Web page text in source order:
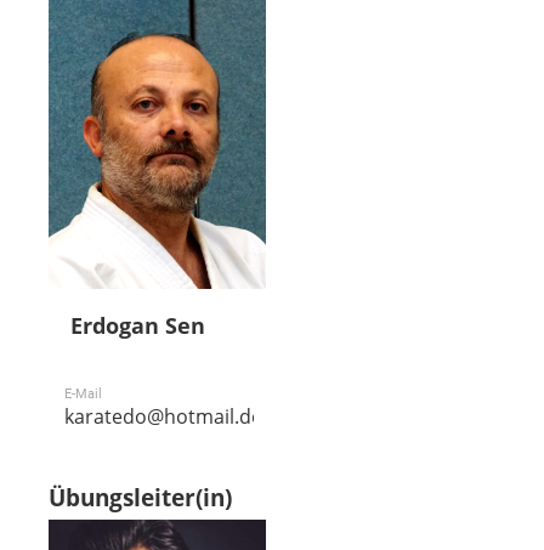
Erdogan Sen
E-Mail
karatedo@hotmail.de
Übungsleiter(in)